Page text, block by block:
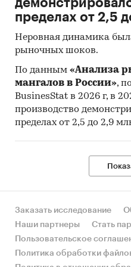
изменять любые
каждой конкретной
позволяет
непосредственно во
и развития.
Категории:
Рестораны / Пиццерии
Россия
пределах от 2,5
Неровная динамика
рыночных шоков.
По данным «Анализа
мангалов в России»,
BusinesStat в 2026 г, в
производство
пределах от 2,5 до 2,9
Заказать исследование
Наши партнеры
Стать
Пользовательское
Политика обработки